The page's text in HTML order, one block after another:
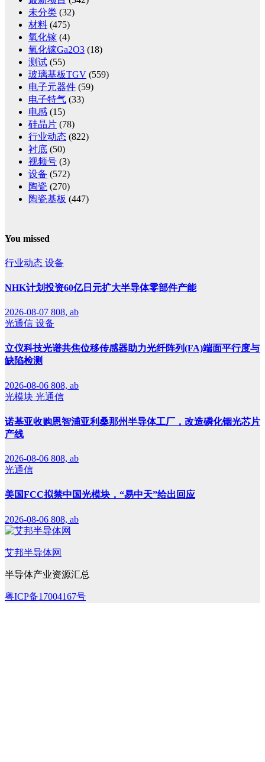
未分类 (32)
材料 (475)
氧化镓 (4)
氧化镓Ga2O3 (18)
测试 (55)
玻璃基板TGV (559)
电子元器件 (59)
电子特气 (33)
电感 (15)
硅晶片 (78)
行业动态 (822)
衬底 (50)
视频号 (3)
设备 (572)
陶瓷 (270)
陶瓷基板 (447)
You missed
行业动态 设备
NHK计划投资60亿日元扩大半导体零部件产能
2026-08-07 808, ab
光通信 设备
立仪科技光谱共焦位移传感器助力光纤阵列(FA)端面平行度与
缺陷检测
2026-08-06 808, ab
光模块 光通信
诺基亚收购恩智浦亚利桑那州半导体工厂，改造磷化铟光芯片
产线
2026-08-06 808, ab
光通信
美国FCC拟禁中国光模块，“易中天”给出回应
2026-08-06 808, ab
艾邦半导体网
半导体产业资源汇总
粤ICP备17004167号